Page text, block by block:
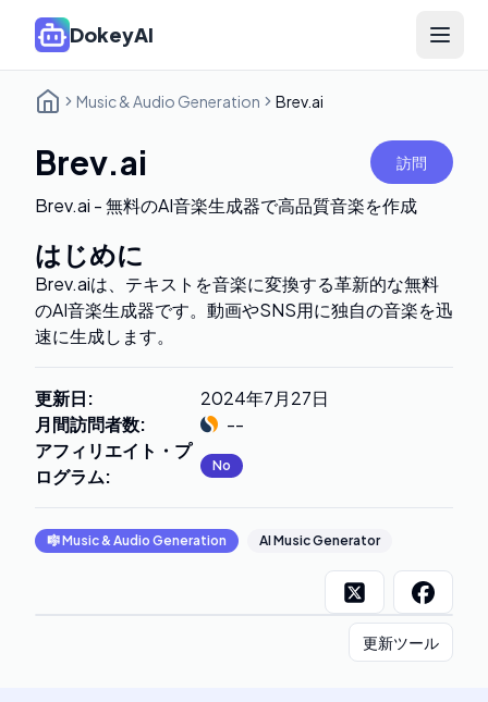
DokeyAI Open
Music & Audio Generation Brev.ai
Brev.ai 訪問
Brev.ai - 無料のAI音楽生成器で高品質音楽を作成
はじめに
Brev.aiは、テキストを音楽に変換する革新的な無料
のAI音楽生成器です。動画やSNS用に独自の音楽を迅
速に生成します。
更新日:
2024年7月27日
月間訪問者数:
--
アフィリエイト・プ
ログラム: No
🎼Music & Audio Generation AI Music Generator
更新ツール